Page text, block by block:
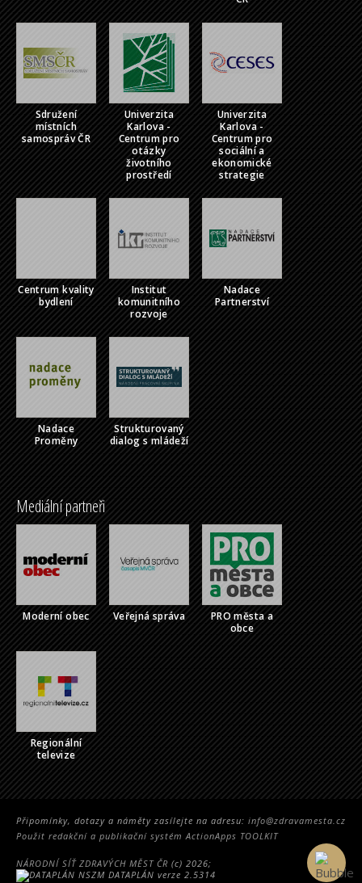
Sdružení
místních
samospráv ČR
Univerzita
Karlova -
Centrum pro
otázky
životního
prostředí
Univerzita
Karlova -
Centrum pro
sociální a
ekonomické
strategie
Centrum kvality
bydlení
Institut
komunitního
rozvoje
Nadace
Partnerství
Nadace
Proměny
Strukturovaný
dialog s mládeží
Mediální partneři
Moderní obec Veřejná správa
PRO města a
obce
Regionální
televize
Připomínky, dotazy a náměty zasílejte na adresu: info@zdravamesta.cz
Použit redakční a publikační systém ActionApps TOOLKIT
NÁRODNÍ SÍŤ ZDRAVÝCH MĚST ČR (c) 2026;
DATAPLÁN verze 2.5314